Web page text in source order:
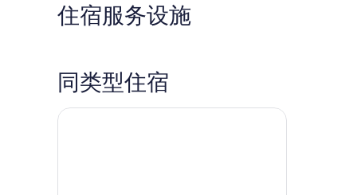
住宿服务设施
同类型住宿
Apartment in Belvedere Marittimo